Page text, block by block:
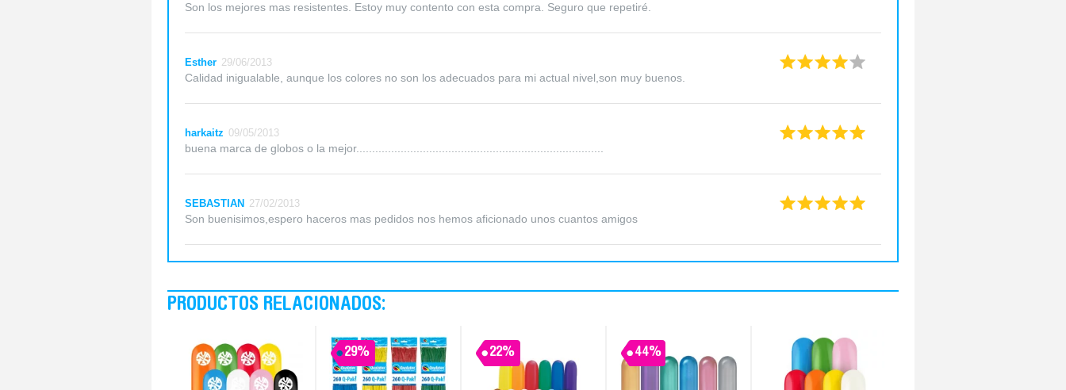
Son los mejores mas resistentes. Estoy muy contento con esta compra. Seguro que repetiré.
Esther 29/06/2013
Calidad inigualable, aunque los colores no son los adecuados para mi actual nivel,son muy buenos.
harkaitz 09/05/2013
buena marca de globos o la mejor..............................................................................
SEBASTIAN 27/02/2013
Son buenisimos,espero haceros mas pedidos nos hemos aficionado unos cuantos amigos
PRODUCTOS RELACIONADOS:
29% 22% 44%